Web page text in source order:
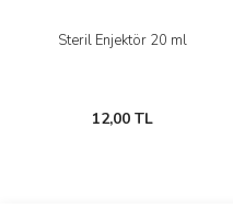
Steril Enjektör 20 ml
12,00 TL